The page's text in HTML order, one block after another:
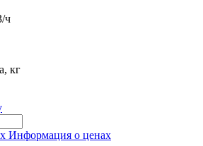
ч
кг
Информация о ценах